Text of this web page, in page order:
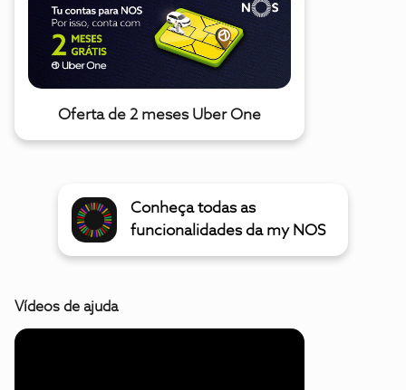
Oferta de 2 meses Uber One
Conheça todas as
funcionalidades da my NOS
Vídeos de ajuda